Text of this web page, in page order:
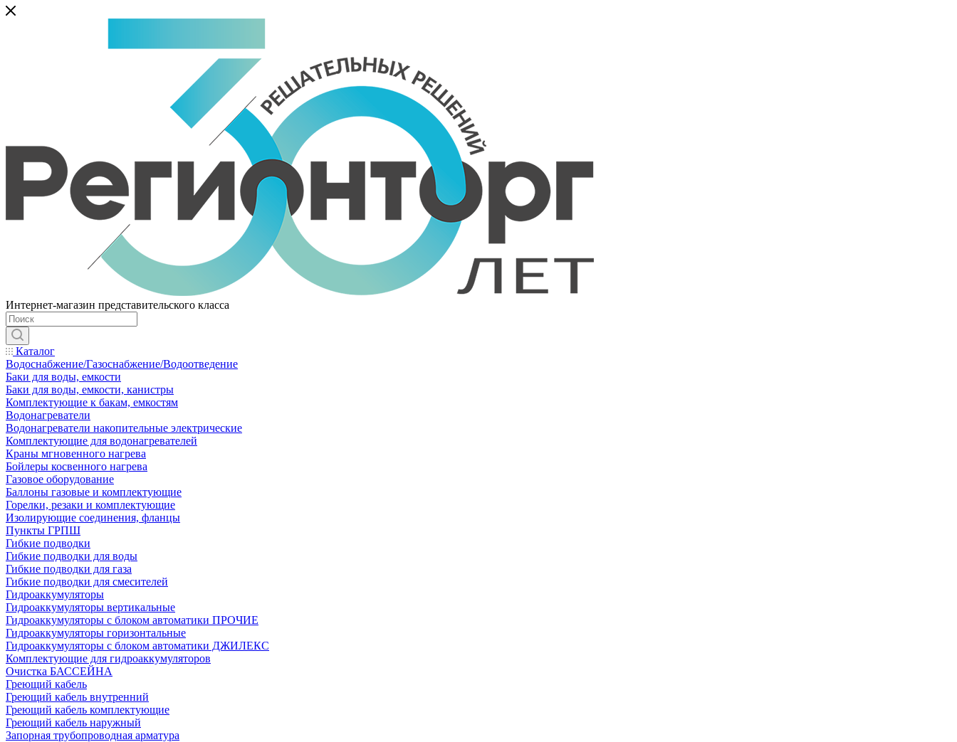
Интернет-магазин представительского класса
Каталог
Водоснабжение/Газоснабжение/Водоотведение
Баки для воды, емкости
Баки для воды, емкости, канистры
Комплектующие к бакам, емкостям
Водонагреватели
Водонагреватели накопительные электрические
Комплектующие для водонагревателей
Краны мгновенного нагрева
Бойлеры косвенного нагрева
Газовое оборудование
Баллоны газовые и комплектующие
Горелки, резаки и комплектующие
Изолирующие соединения, фланцы
Пункты ГРПШ
Гибкие подводки
Гибкие подводки для воды
Гибкие подводки для газа
Гибкие подводки для смесителей
Гидроаккумуляторы
Гидроаккумуляторы вертикальные
Гидроаккумуляторы с блоком автоматики ПРОЧИЕ
Гидроаккумуляторы горизонтальные
Гидроаккумуляторы с блоком автоматики ДЖИЛЕКС
Комплектующие для гидроаккумуляторов
Очистка БАССЕЙНА
Греющий кабель
Греющий кабель внутренний
Греющий кабель комплектующие
Греющий кабель наружный
Запорная трубопроводная арматура